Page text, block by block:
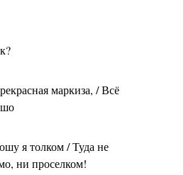
маркиза, / Всё
я толком / Туда не
ни проселком!